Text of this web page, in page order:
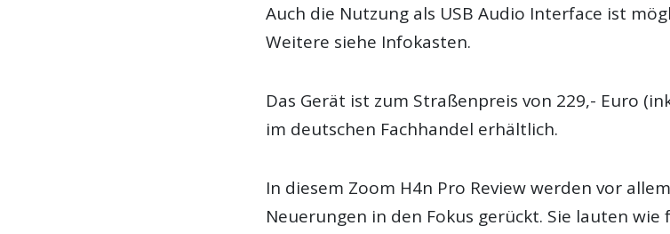
Auch die Nutzung als USB Audio Interface ist
Weitere siehe Infokasten.
Das Gerät ist zum Straßenpreis von 229,- Euro
im deutschen Fachhandel erhältlich.
In diesem Zoom H4n Pro Review werden vor
Neuerungen in den Fokus gerückt. Sie lauten